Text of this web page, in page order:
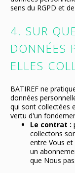
sens du RGPD et
4. SUR
DONNÉES
ELLES
BATIREF ne
données
qui sont collectées
vertu d'un
Le contrat :
collectons
entre Vous
un
que Nous